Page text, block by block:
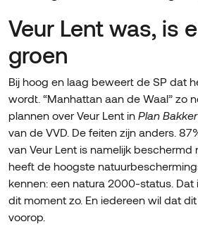
Veur Lent was, is
groen
Bij hoog en laag beweert de SP dat
wordt. “Manhattan aan de Waal” zo
plannen over Veur Lent in Plan
van de VVD. De feiten zijn anders.
van Veur Lent is namelijk beschermd
heeft de hoogste
kennen: een natura 2000-status. Dat
dit moment zo. En iedereen wil dat
voorop.